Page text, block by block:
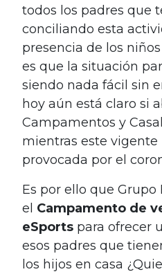
todos los padres que
conciliando esta
presencia de los
es que la situación
siendo nada fácil sin
hoy aún está claro si
Campamentos y
mientras este vigente
provocada por el
Es por ello que
el Campamento de
eSports para ofrecer
esos padres que
los hijos en casa